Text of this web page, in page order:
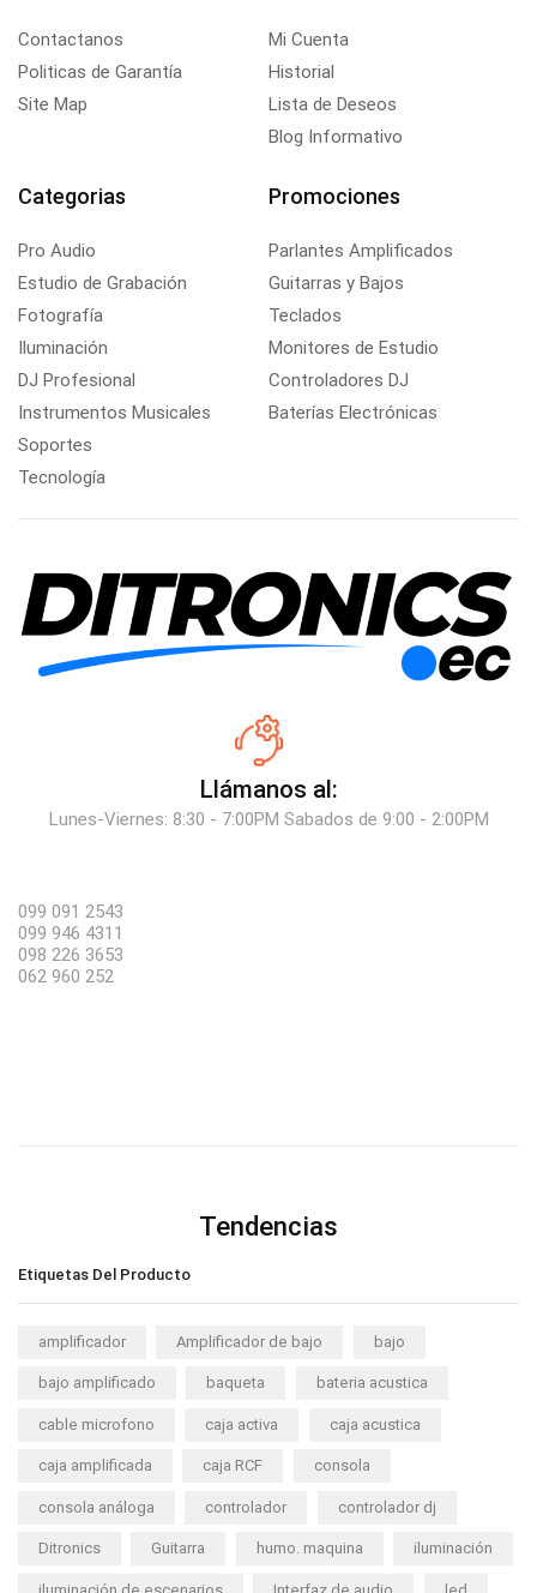
Contactanos
Politicas de Garantía
Site Map
Mi Cuenta
Historial
Lista de Deseos
Blog Informativo
Categorias
Pro Audio
Estudio de Grabación
Fotografía
Iluminación
DJ Profesional
Instrumentos Musicales
Soportes
Tecnología
Promociones
Parlantes Amplificados
Guitarras y Bajos
Teclados
Monitores de Estudio
Controladores DJ
Baterías Electrónicas
Llámanos al:
Lunes-Viernes: 8:30 - 7:00PM Sabados de 9:00 - 2:00PM
099 091 2543
099 946 4311
098 226 3653
062 960 252
Tendencias
Etiquetas Del Producto
amplificador Amplificador de bajo bajo
bajo amplificado baqueta bateria acustica
cable microfono caja activa caja acustica
caja amplificada caja RCF consola
consola análoga controlador controlador dj
Ditronics Guitarra humo. maquina iluminación